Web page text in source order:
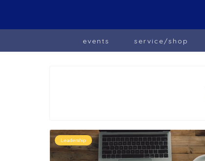
events service/shop
Leadership